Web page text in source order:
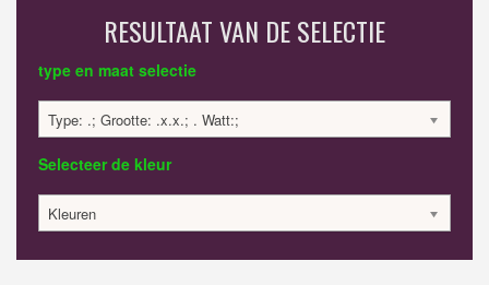
RESULTAAT VAN DE SELECTIE
type en maat selectie
Type: .; Grootte: .x.x.; . Watt:;
Selecteer de kleur
Kleuren